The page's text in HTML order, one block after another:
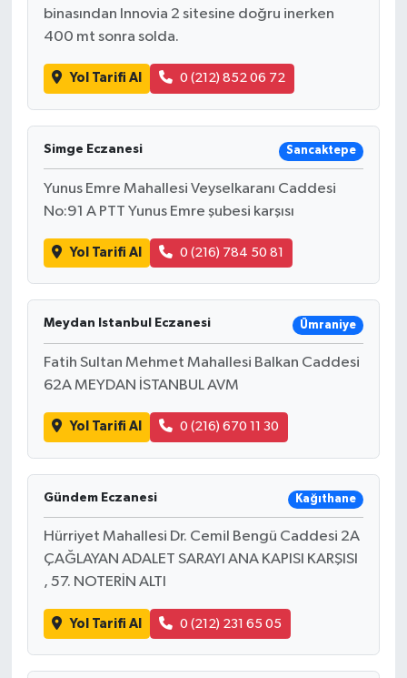
binasından Innovia 2 sitesine doğru inerken
400 mt sonra solda.
Yol Tarifi Al 0 (212) 852 06 72
Simge Eczanesi Sancaktepe
Yunus Emre Mahallesi Veyselkaranı Caddesi
No:91 A PTT Yunus Emre şubesi karşısı
Yol Tarifi Al 0 (216) 784 50 81
Meydan Istanbul Eczanesi Ümraniye
Fatih Sultan Mehmet Mahallesi Balkan Caddesi
62A MEYDAN İSTANBUL AVM
Yol Tarifi Al 0 (216) 670 11 30
Gündem Eczanesi Kağıthane
Hürriyet Mahallesi Dr. Cemil Bengü Caddesi 2A
ÇAĞLAYAN ADALET SARAYI ANA KAPISI KARŞISI
, 57. NOTERİN ALTI
Yol Tarifi Al 0 (212) 231 65 05